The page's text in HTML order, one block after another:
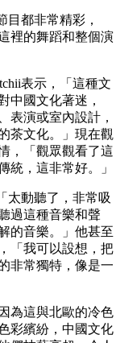
目都非常精彩，
裡的舞蹈和整個演
表示，「這種文
中國文化著迷，
表演或室內設計，
茶文化。」現在觀
，「觀眾觀看了這
統，這非常好。」
太動聽了，非常吸
過這種音樂和聲
的音樂。」他甚至
「我可以設想，把
非常獨特，像是一
為這與北歐的冷色
彩繽紛，中國文化